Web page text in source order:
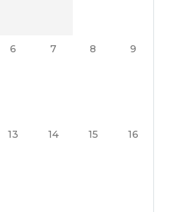
6 7 8 9
13 14 15 16